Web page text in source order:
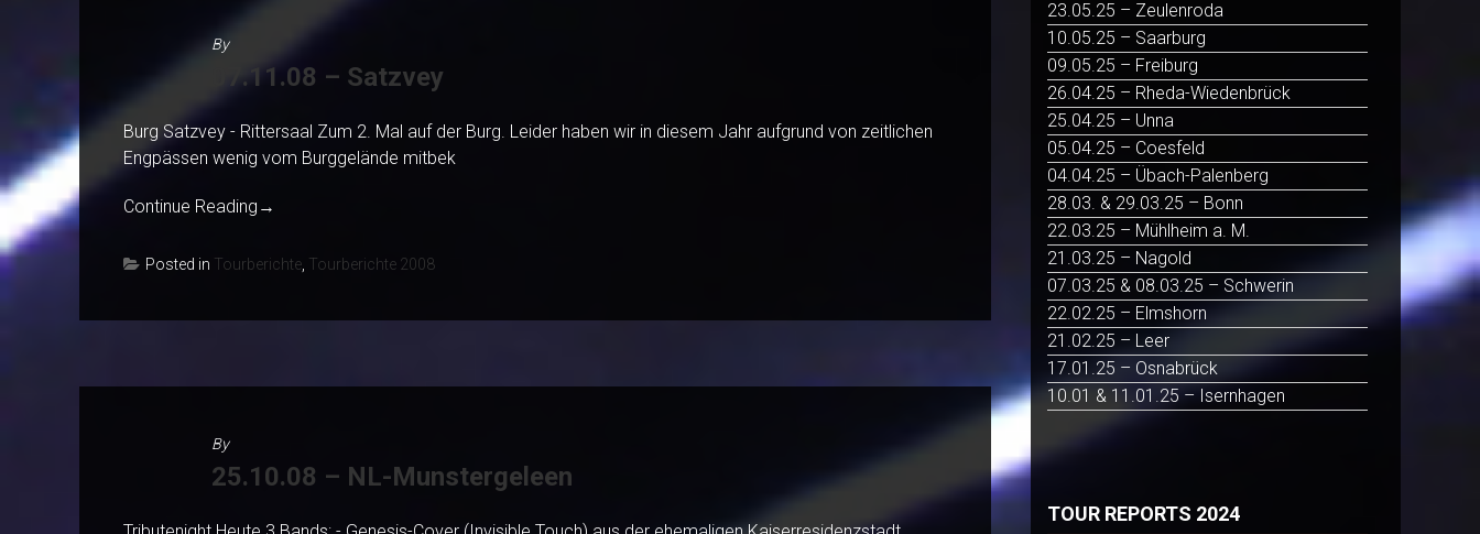
By
07.11.08 – Satzvey
Burg Satzvey - Rittersaal Zum 2. Mal auf der Burg. Leider haben wir in diesem Jahr aufgrund von zeitlichen
Engpässen wenig vom Burggelände mitbek
Continue Reading →
Posted in Tourberichte, Tourberichte 2008
By
25.10.08 – NL-Munstergeleen
23.05.25 – Zeulenroda
10.05.25 – Saarburg
09.05.25 – Freiburg
26.04.25 – Rheda-Wiedenbrück
25.04.25 – Unna
05.04.25 – Coesfeld
04.04.25 – Übach-Palenberg
28.03. & 29.03.25 – Bonn
22.03.25 – Mühlheim a. M.
21.03.25 – Nagold
07.03.25 & 08.03.25 – Schwerin
22.02.25 – Elmshorn
21.02.25 – Leer
17.01.25 – Osnabrück
10.01 & 11.01.25 – Isernhagen
TOUR REPORTS 2024